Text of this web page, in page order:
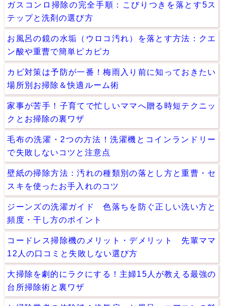
ガスコンロ掃除の完全手順：こびりつきを落とす5ス
テップと洗剤の選び方
お風呂の鏡の水垢（ウロコ汚れ）を落とす方法：クエ
ン酸や重曹で簡単ピカピカ
カビ対策は予防が一番！梅雨入り前に知っておきたい
場所別お掃除＆快適ルーム術
家事が苦手！子育てで忙しいママへ贈る時短テクニッ
クとお掃除の裏ワザ
毛布の洗濯・2つの方法！洗濯機とコインランドリー
で失敗しないコツと注意点
壁紙の掃除方法：汚れの種類別の落とし方と重曹・セ
スキを使ったお手入れのコツ
ジーンズの洗濯ガイド 色落ちを防ぐ正しい洗い方と
頻度・干し方のポイント
コードレス掃除機のメリット・デメリット 先輩ママ
12人の口コミと失敗しない選び方
大掃除を劇的にラクにする！主婦15人が教える最強の
台所掃除術と裏ワザ